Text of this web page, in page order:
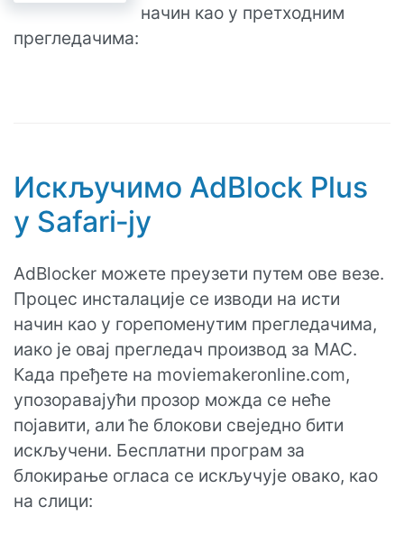
начин као у претходним
прегледачима:
Искључимо AdBlock Plus
у Safari‑ју
AdBlocker можете преузети путем ове везе.
Процес инсталације се изводи на исти
начин као у горепоменутим прегледачима,
иако је овај прегледач производ за MAC.
Када пређете на moviemakeronline.com,
упозоравајући прозор можда се неће
појавити, али ће блокови свеједно бити
искључени. Бесплатни програм за
блокирање огласа се искључује овако, као
на слици: